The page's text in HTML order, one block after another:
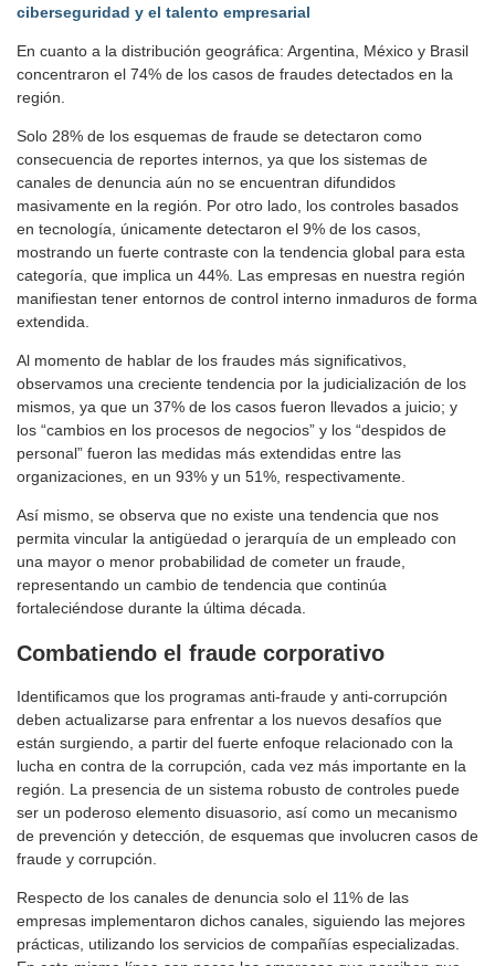
ciberseguridad y el talento empresarial
En cuanto a la distribución geográfica: Argentina, México y Brasil
concentraron el 74% de los casos de fraudes detectados en la
región.
Solo 28% de los esquemas de fraude se detectaron como
consecuencia de reportes internos, ya que los sistemas de
canales de denuncia aún no se encuentran difundidos
masivamente en la región. Por otro lado, los controles basados
en tecnología, únicamente detectaron el 9% de los casos,
mostrando un fuerte contraste con la tendencia global para esta
categoría, que implica un 44%. Las empresas en nuestra región
manifiestan tener entornos de control interno inmaduros de forma
extendida.
Al momento de hablar de los fraudes más significativos,
observamos una creciente tendencia por la judicialización de los
mismos, ya que un 37% de los casos fueron llevados a juicio; y
los “cambios en los procesos de negocios” y los “despidos de
personal” fueron las medidas más extendidas entre las
organizaciones, en un 93% y un 51%, respectivamente.
Así mismo, se observa que no existe una tendencia que nos
permita vincular la antigüedad o jerarquía de un empleado con
una mayor o menor probabilidad de cometer un fraude,
representando un cambio de tendencia que continúa
fortaleciéndose durante la última década.
Combatiendo el fraude corporativo
Identificamos que los programas anti-fraude y anti-corrupción
deben actualizarse para enfrentar a los nuevos desafíos que
están surgiendo, a partir del fuerte enfoque relacionado con la
lucha en contra de la corrupción, cada vez más importante en la
región. La presencia de un sistema robusto de controles puede
ser un poderoso elemento disuasorio, así como un mecanismo
de prevención y detección, de esquemas que involucren casos de
fraude y corrupción.
Respecto de los canales de denuncia solo el 11% de las
empresas implementaron dichos canales, siguiendo las mejores
prácticas, utilizando los servicios de compañías especializadas.